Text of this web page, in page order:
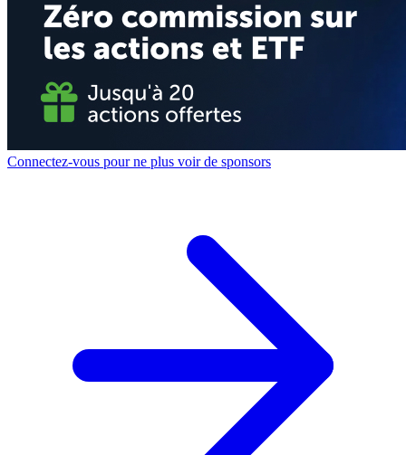
Connectez-vous pour ne plus voir de sponsors